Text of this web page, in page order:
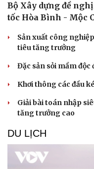
Sức khỏe
Dinh dưỡng - món ngon
Cây thuốc
Nhi khoa
Nam khoa
Làm đẹp - giảm cân
Phòng mạch online
Bộ Xây dựng đề
tốc Hòa Bình - Mộc
Sản xuất công
tiêu tăng trưởng
Đặc sản sỏi mầm độc
Khơi thông các đầu
Giải bài toán nhập
tăng trưởng cao
DU LỊCH